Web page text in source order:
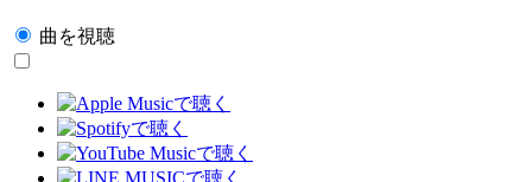
曲を視聴